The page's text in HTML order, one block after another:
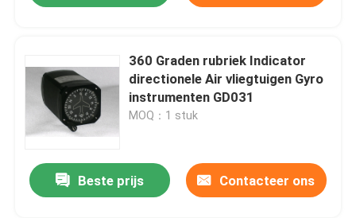
Over ons
Contacten
Producten
360 Graden rubriek Indicator
directionele Air vliegtuigen Gyro
instrumenten GD031
MOQ：1 stuk
Beste prijs Contacteer ons